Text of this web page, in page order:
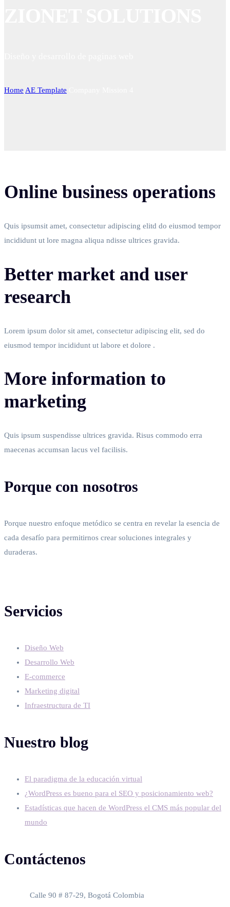
Home AE Template
Online business operations
Quis ipsumsit amet, consectetur adipiscing elitd do eiusmod tempor
incididunt ut lore magna aliqua ndisse ultrices gravida.
Better market and user
research
Lorem ipsum dolor sit amet, consectetur adipiscing elit, sed do
eiusmod tempor incididunt ut labore et dolore .
More information to
marketing
Quis ipsum suspendisse ultrices gravida. Risus commodo erra
maecenas accumsan lacus vel facilisis.
Porque con nosotros
Porque nuestro enfoque metódico se centra en revelar la esencia de
cada desafío para permitirnos crear soluciones integrales y
duraderas.
Servicios
Diseño Web
Desarrollo Web
E-commerce
Marketing digital
Infraestructura de TI
Nuestro blog
El paradigma de la educación virtual
¿WordPress es bueno para el SEO y posicionamiento web?
Estadísticas que hacen de WordPress el CMS más popular del
mundo
Contáctenos
Calle 90 # 87-29, Bogotá Colombia